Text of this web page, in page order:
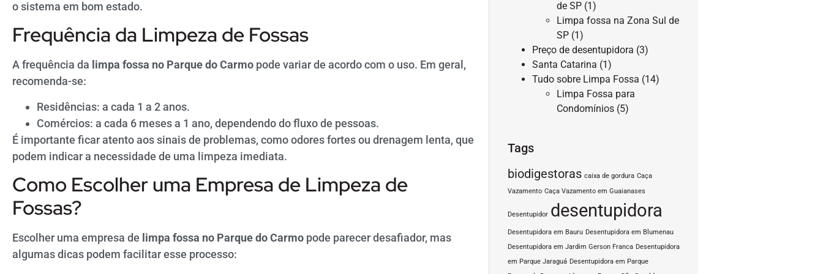
o sistema em bom estado.
Frequência da Limpeza de Fossas
A frequência da limpa fossa no Parque do Carmo pode variar de acordo com o uso. Em geral,
recomenda-se:
Residências: a cada 1 a 2 anos.
Comércios: a cada 6 meses a 1 ano, dependendo do fluxo de pessoas.
É importante ficar atento aos sinais de problemas, como odores fortes ou drenagem lenta, que
podem indicar a necessidade de uma limpeza imediata.
Como Escolher uma Empresa de Limpeza de
Fossas?
Escolher uma empresa de limpa fossa no Parque do Carmo pode parecer desafiador, mas
algumas dicas podem facilitar esse processo:
de SP (1)
Limpa fossa na Zona Sul de
SP (1)
Preço de desentupidora (3)
Santa Catarina (1)
Tudo sobre Limpa Fossa (14)
Limpa Fossa para
Condomínios (5)
Tags
biodigestoras caixa de gordura Caça
Vazamento Caça Vazamento em Guaianases
Desentupidor desentupidora
Desentupidora em Bauru Desentupidora em Blumenau
Desentupidora em Jardim Gerson Franca Desentupidora
em Parque Jaraguá Desentupidora em Parque